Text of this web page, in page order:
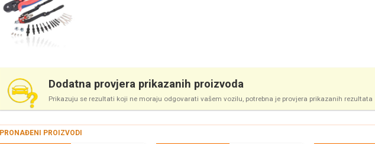
Dodatna provjera prikazanih proizvoda
Prikazuju se rezultati koji ne moraju odgovarati vašem vozilu, potrebna je provjera prikazanih rezultata
PRONAĐENI PROIZVODI